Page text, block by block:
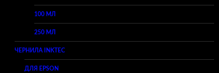
100 МЛ
250 МЛ
ЧЕРНИЛА INKTEC
ДЛЯ EPSON